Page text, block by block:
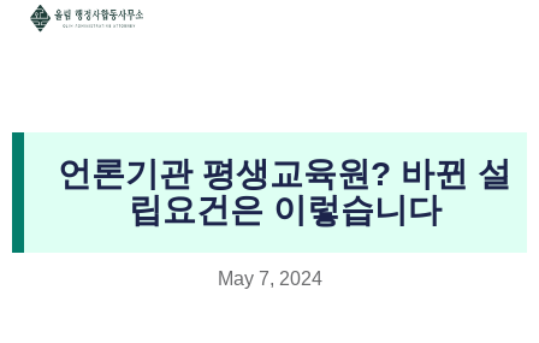
언론기관 평생교육원? 바뀐 설
립요건은 이렇습니다
May 7, 2024